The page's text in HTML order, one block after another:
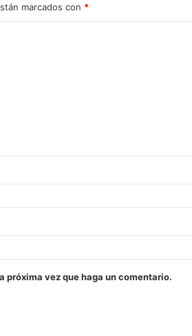
marcados con *
próxima vez que haga un comentario.